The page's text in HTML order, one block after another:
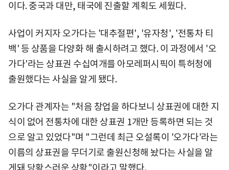
이다. 중국과 대만, 태국에 진출할 계획도 세웠다.
사업이 커지자 오가다는 '대추절편', '유자청', '전통차 티
백' 등 상품을 다양화 해 출시하려고 했다. 이 과정에서 '오
가다'라는 상표권 수십여개를 아모레퍼시픽이 특허청에
출원했다는 사실을 알게 됐다.
오가다 관계자는 "처음 창업을 하다보니 상표권에 대한 지
식이 없어 전통차에 대한 상표권 1개만 등록하면 되는 것
으로 알고 있었다"며 "그런데 최근 오설록이 '오가다'라는
이름의 상표권을 무더기로 출원신청해 놨다는 사실을 알